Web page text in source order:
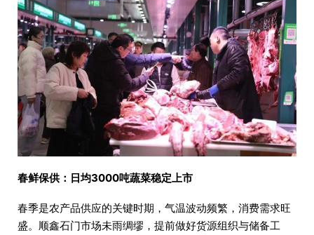
春鲜保供：日均3000吨蔬菜稳定上市
春季是农产品供应的关键时期，气温波动频繁，消费需求旺
盛。顺鑫石门市场未雨绸缪，提前做好货源组织与储备工